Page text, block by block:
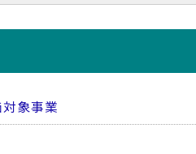
象事業